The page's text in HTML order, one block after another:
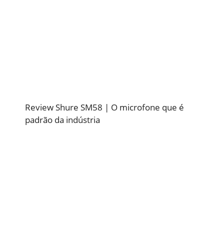
Review Shure SM58 | O microfone que é
padrão da indústria